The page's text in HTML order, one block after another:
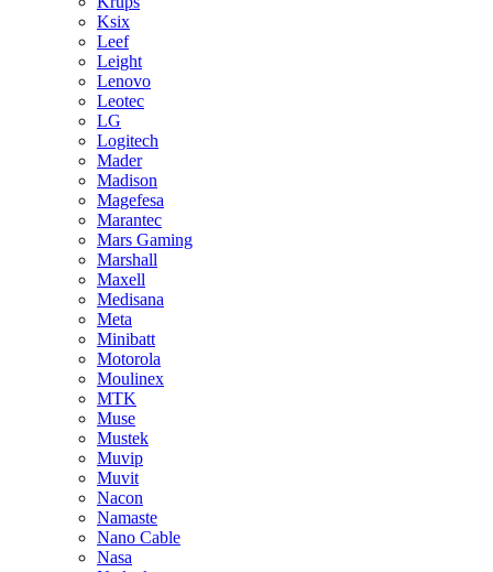
Ksix
Leef
Leight
Lenovo
Leotec
LG
Logitech
Mader
Madison
Magefesa
Marantec
Mars Gaming
Marshall
Maxell
Medisana
Meta
Minibatt
Motorola
Moulinex
MTK
Muse
Mustek
Muvip
Muvit
Nacon
Namaste
Nano Cable
Nasa